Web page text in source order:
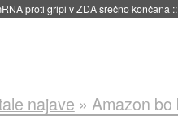
predvajati reklame::danes ob 06:09
najave » Amazon bo